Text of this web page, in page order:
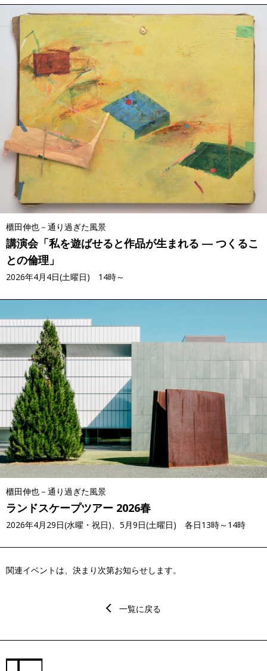
櫃田伸也－通り過ぎた風景
講演会「私を遊ばせると作品が生まれる ― つくるこ
との倫理」
2026年4月4日(土曜日) 14時～
櫃田伸也－通り過ぎた風景
ランドスケープツアー 2026春
2026年4月29日(水曜・祝日)、5月9日(土曜日) 各日13時～14時
関連イベントは、決まり次第お知らせします。
一覧に戻る